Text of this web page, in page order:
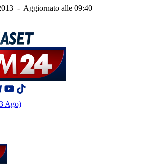
- Aggiornato alle 09:40
Ago)